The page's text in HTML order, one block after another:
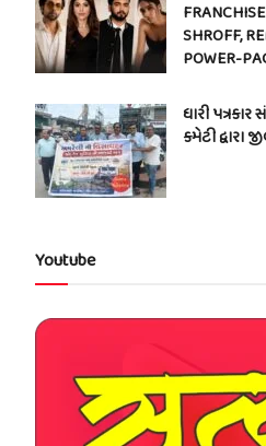
SHROFF,
POWER-
ધારી
કમેટી દ્વારા
Youtube